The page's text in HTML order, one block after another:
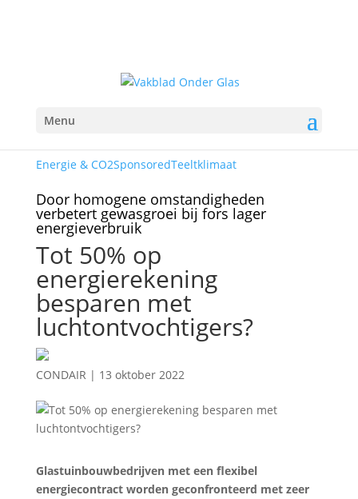
Menu
Energie & CO2SponsoredTeeltklimaat
Door homogene omstandigheden
verbetert gewasgroei bij fors lager
energieverbruik
Tot 50% op
energierekening
besparen met
luchtontvochtigers?
CONDAIR | 13 oktober 2022
Glastuinbouwbedrijven met een flexibel
energiecontract worden geconfronteerd met zeer